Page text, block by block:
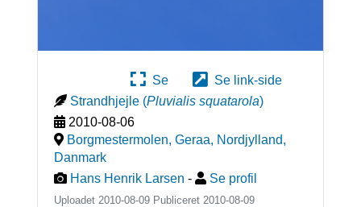
Se
Se link-side
Strandhjejle (Pluvialis squatarola)
2010-08-06
Borgmestermolen, Geraa, Nordjylland,
Danmark
Hans Henrik Larsen - Se profil
Uploadet 2010-08-09 Publiceret 2010-08-09